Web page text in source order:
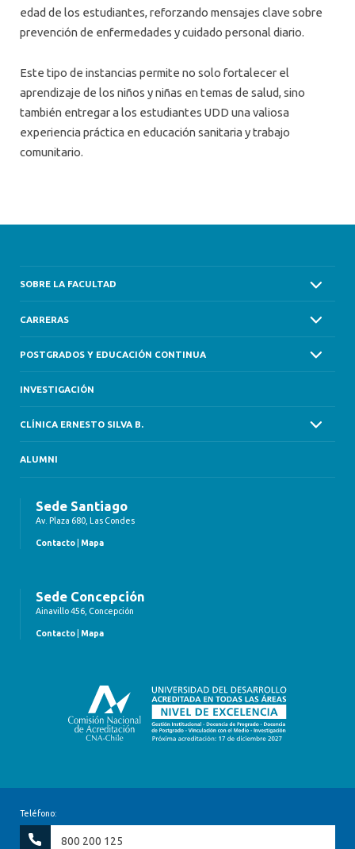
edad de los estudiantes, reforzando mensajes clave sobre
prevención de enfermedades y cuidado personal diario.
Este tipo de instancias permite no solo fortalecer el
aprendizaje de los niños y niñas en temas de salud, sino
también entregar a los estudiantes UDD una valiosa
experiencia práctica en educación sanitaria y trabajo
comunitario.
SOBRE LA FACULTAD
CARRERAS
POSTGRADOS Y EDUCACIÓN CONTINUA
INVESTIGACIÓN
CLÍNICA ERNESTO SILVA B.
ALUMNI
Sede Santiago
Av. Plaza 680, Las Condes
Contacto Mapa
Sede Concepción
Ainavillo 456, Concepción
Contacto Mapa
Teléfono:
800 200 125